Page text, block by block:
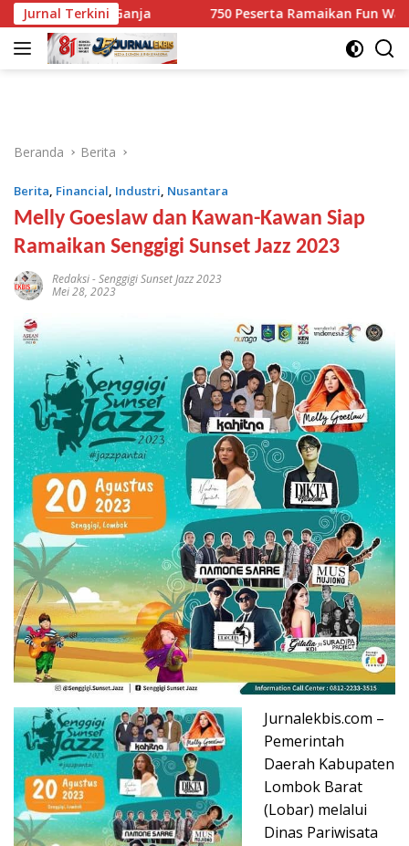
Langsung
ke
konten
Jurnal Terkini
Kg Ganja 750 Peserta Ramaikan Fun Walk RINJANI BI
Beranda Berita
Berita, Financial, Industri, Nusantara
Melly Goeslaw dan Kawan-Kawan Siap
Ramaikan Senggigi Sunset Jazz 2023
Redaksi-Senggigi Sunset Jazz 2023
Mei 28, 2023
Jurnalekbis.com –
Pemerintah
Daerah Kabupaten
Lombok Barat
(Lobar) melalui
Dinas Pariwisata